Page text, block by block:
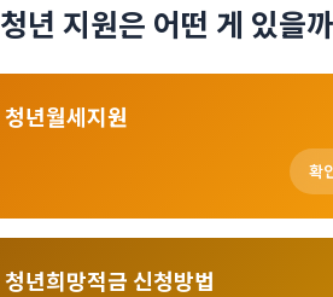
청년 지원은 어떤 게 있을
청년월세지원
확
청년희망적금 신청방법